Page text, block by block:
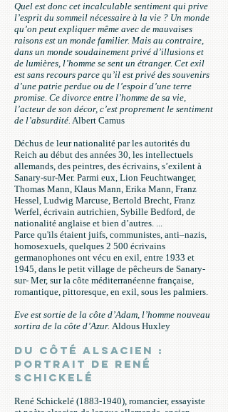
Quel est donc cet incalculable sentiment qui prive
l’esprit du sommeil nécessaire à la vie ? Un monde
qu’on peut expliquer même avec de mauvaises
raisons est un monde familier. Mais au contraire,
dans un monde soudainement privé d’illusions et
de lumières, l’homme se sent un étranger. Cet exil
est sans recours parce qu’il est privé des souvenirs
d’une patrie perdue ou de l’espoir d’une terre
promise. Ce divorce entre l’homme de sa vie,
l’acteur de son décor, c’est proprement le sentiment
de l’absurdité. Albert Camus
Déchus de leur nationalité par les autorités du
Reich au début des années 30, les intellectuels
allemands, des peintres, des écrivains, s’exilent à
Sanary-sur-Mer. Parmi eux, Lion Feuchtwanger,
Thomas Mann, Klaus Mann, Erika Mann, Franz
Hessel, Ludwig Marcuse, Bertold Brecht, Franz
Werfel, écrivain autrichien, Sybille Bedford, de
nationalité anglaise et bien d’autres. ...
Parce qu'ils étaient juifs, communistes, anti–nazis,
homosexuels, quelques 2 500 écrivains
germanophones ont vécu en exil, entre 1933 et
1945, dans le petit village de pêcheurs de Sanary-
sur- Mer, sur la côte méditerranéenne française,
romantique, pittoresque, en exil, sous les palmiers.
Eve est sortie de la côte d’Adam, l’homme nouveau
sortira de la côte d’Azur. Aldous Huxley
Du côté alsacien :
portrait de René
Schickelé
René Schickelé (1883-1940), romancier, essayiste